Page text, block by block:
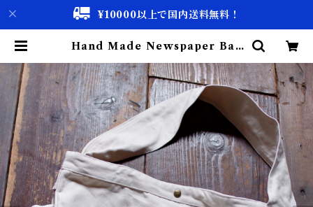
¥10000以上で国内送料無料！
Hand Made Newspaper Bag
ック | 古着屋 仙台 biscco【古着
& Vintage 通販】